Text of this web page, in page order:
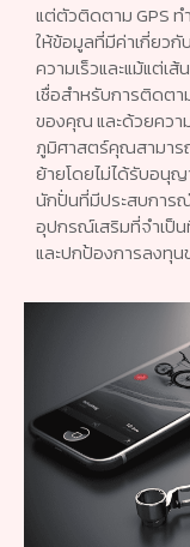
แต่ตัวติดตาม GPS ท
ให้ข้อมูลที่มีค่าเกี่ยว
ความเร็วและแม้แต่เ
เชื่อสำหรับการติดต
ของคุณ และด้วยควา
ภูมิศาสตร์คุณสามาร
ย้ายโดยไม่ได้รับอนุ
นักปั่นที่มีประสบการ
อุปกรณ์เสริมที่จำเป็
และปกป้องการลงทุ